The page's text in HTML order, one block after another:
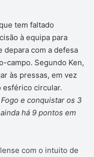
tem faltado
à equipa para
depara com a defesa
campo. Segundo Ken,
às pressas, em vez
esférico circular.
e conquistar os 3
há 9 pontos em
com o intuito de